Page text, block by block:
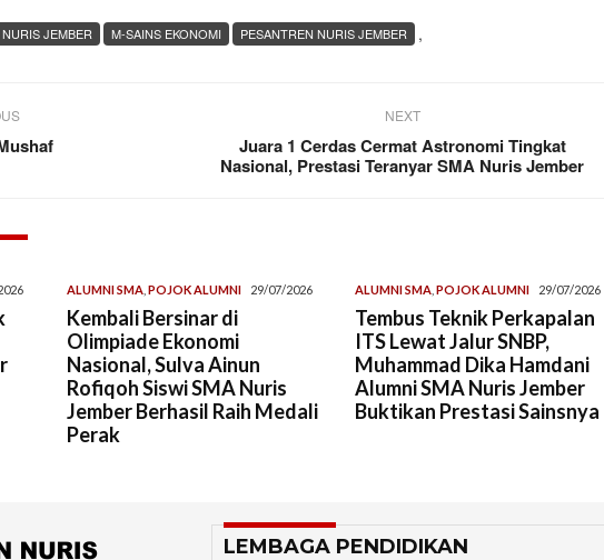
,
JEMBER M-SAINS EKONOMI PESANTREN NURIS JEMBER
NEXT
Juara 1 Cerdas Cermat Astronomi Tingkat
Nasional, Prestasi Teranyar SMA Nuris Jember
ALUMNI SMA, POJOK ALUMNI 29/07/2026
Kembali Bersinar di
Olimpiade Ekonomi
Nasional, Sulva Ainun
Rofiqoh Siswi SMA Nuris
Jember Berhasil Raih Medali
Perak
ALUMNI SMA ,POJOK ALUMNI 29/07/2026
Tembus Teknik Perkapalan
ITS Lewat Jalur SNBP,
Muhammad Dika Hamdani
Alumni SMA Nuris Jember
Buktikan Prestasi Sainsnya
LEMBAGA PENDIDIKAN